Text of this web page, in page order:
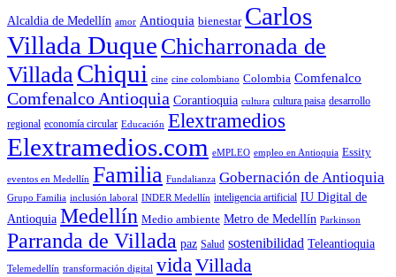
Alcaldia de Medellín amor Antioquia bienestar Carlos
Villada Duque Chicharronada de
Villada Chiqui cine cine colombiano Colombia Comfenalco
Comfenalco Antioquia Corantioquia cultura cultura paisa desarrollo
regional economía circular Educación Elextramedios
Elextramedios.com eMPLEO empleo en Antioquia Essity
eventos en Medellín Familia Fundalianza Gobernación de Antioquia
Grupo Familia inclusión laboral INDER Medellín inteligencia artificial IU Digital de
Antioquia Medellín Medio ambiente Metro de Medellín Parkinson
Parranda de Villada paz Salud sostenibilidad Teleantioquia
Telemedellín transformación digital vida Villada